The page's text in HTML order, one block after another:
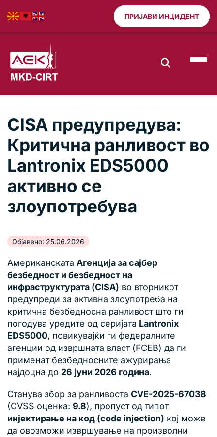
ПРИЈАВИ ИНЦИДЕНТ
CISA предупредува:
Критична ранливост во
Lantronix EDS5000
активно се
злоупотребува
Објавено: 25.06.2026
Американската Агенција за сајбер
безбедност и безбедност на
инфраструктурата (CISA) во вторникот
предупреди за активна злоупотреба на
критична безбедносна ранливост што ги
погодува уредите од серијата Lantronix
EDS5000, повикувајќи ги федералните
агенции од извршната власт (FCEB) да ги
применат безбедносните ажурирања
најдоцна до 26 јуни 2026 година.
Станува збор за ранливоста CVE-2025-67038
(CVSS оценка: 9.8), пропуст од типот
инјектирање на код (code injection) кој може
да овозможи извршување на произволни